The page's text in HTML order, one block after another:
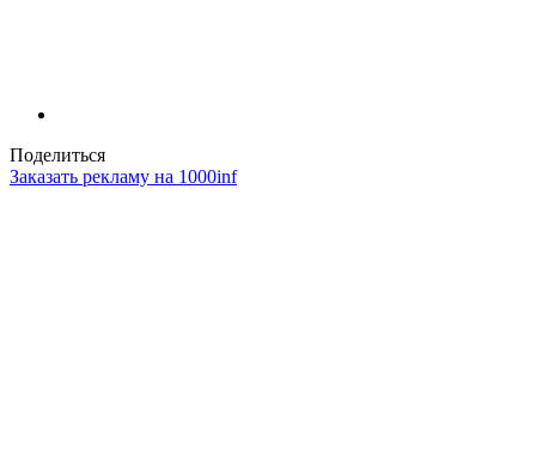
Поделиться
Заказать рекламу на 1000inf